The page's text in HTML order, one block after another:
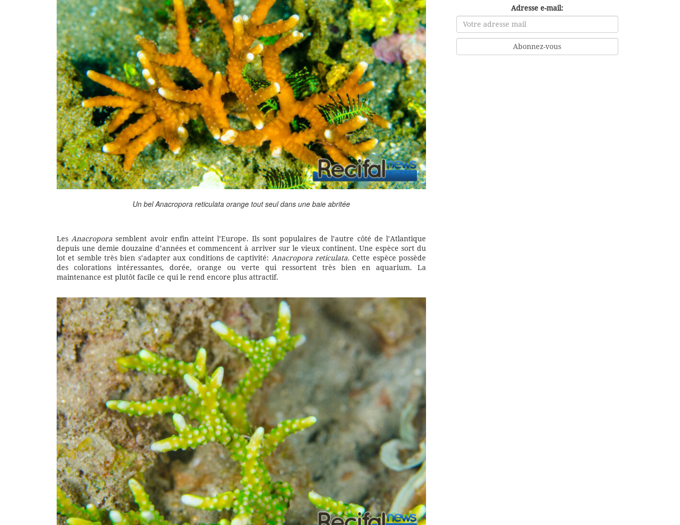
Un belAnacropora reticulata orange tout seul dans une baie abritée
LesAnacropora semblent avoir enfin atteint l’Europe. Ils sont populaires de l’autre côté de l’Atlantique
depuis une demie douzaine d’années et commencent à arriver sur le vieux continent. Une espèce sort du
lot et semble très bien s’adapter aux conditions de captivité: Anacropora reticulata. Cette espèce possède
des colorations intéressantes, dorée, orange ou verte qui ressortent très bien en aquarium. La
maintenance est plutôt facile ce qui le rend encore plus attractif.
Adresse e-mail: